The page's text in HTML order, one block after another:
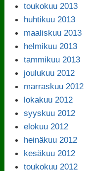
toukokuu 2013
huhtikuu 2013
maaliskuu 2013
helmikuu 2013
tammikuu 2013
joulukuu 2012
marraskuu 2012
lokakuu 2012
syyskuu 2012
elokuu 2012
heinäkuu 2012
kesäkuu 2012
toukokuu 2012